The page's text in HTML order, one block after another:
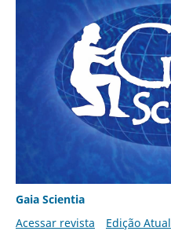
Gaia Scientia
Acessar revista
Edição Atual